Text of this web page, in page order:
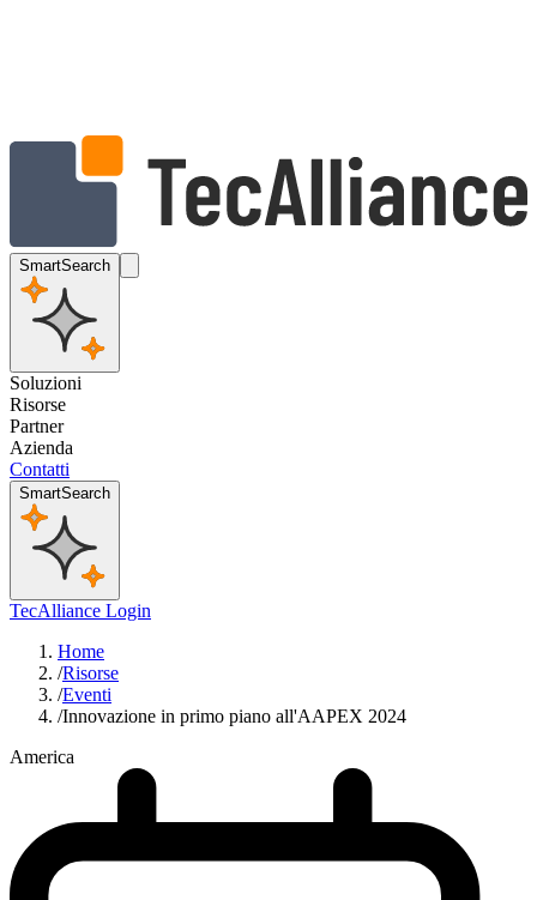
SmartSearch
Soluzioni
Risorse
Partner
Azienda
Contatti
SmartSearch
TecAlliance Login
Home
/Risorse
/Eventi
/Innovazione in primo piano all'AAPEX 2024
America